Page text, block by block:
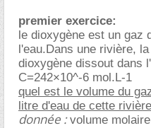
premier exercice:
le dioxygène est un gaz
l'eau.Dans une rivière,
dioxygène dissout dans
C=242×10^-6 mol.L-1
quel est le volume du
litre d'eau de cette
donnée :volume